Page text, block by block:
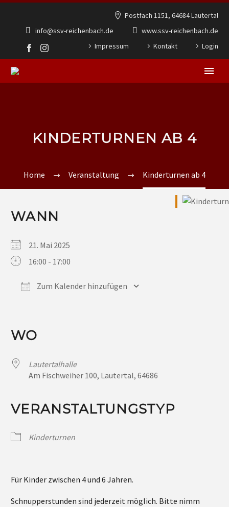
Postfach 1151, 64684 Lautertal
info@ssv-reichenbach.de
www.ssv-reichenbach.de
Impressum
Kontakt Login
KINDERTURNEN AB 4
Home Veranstaltung Kinderturnen ab 4
WANN
21. Mai 2025
16:00 - 17:00
Zum Kalender hinzufügen
WO
Lautertalhalle
Am Fischweiher 100, Lautertal, 64686
VERANSTALTUNGSTYP
Kinderturnen
Für Kinder zwischen 4 und 6 Jahren.
Schnupperstunden sind jederzeit möglich. Bitte nimm